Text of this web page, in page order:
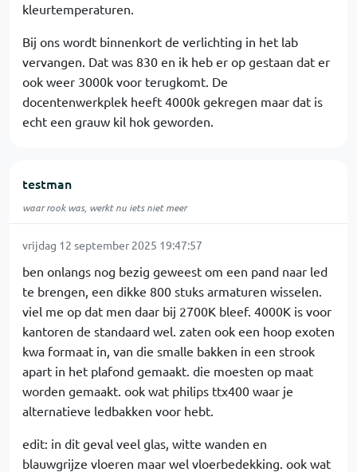
kleurtemperaturen.
Bij ons wordt binnenkort de verlichting in het lab
vervangen. Dat was 830 en ik heb er op gestaan dat er
ook weer 3000k voor terugkomt. De
docentenwerkplek heeft 4000k gekregen maar dat is
echt een grauw kil hok geworden.
testman
waar rook was, werkt nu iets niet meer
vrijdag 12 september 2025 19:47:57
ben onlangs nog bezig geweest om een pand naar led
te brengen, een dikke 800 stuks armaturen wisselen.
viel me op dat men daar bij 2700K bleef. 4000K is voor
kantoren de standaard wel. zaten ook een hoop exoten
kwa formaat in, van die smalle bakken in een strook
apart in het plafond gemaakt. die moesten op maat
worden gemaakt. ook wat philips ttx400 waar je
alternatieve ledbakken voor hebt.
edit: in dit geval veel glas, witte wanden en
blauwgrijze vloeren maar wel vloerbedekking. ook wat